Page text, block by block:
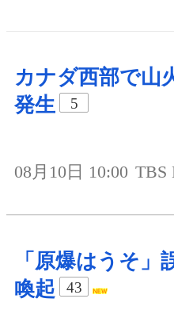
カナダ西部で山
発生
5
08月10日 10:00 TBS
「原爆はうそ」
喚起
43